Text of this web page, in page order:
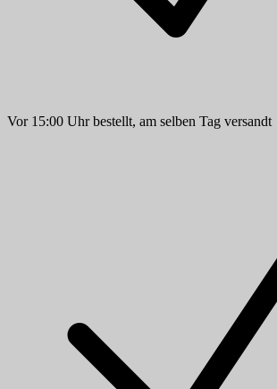
Vor 15:00 Uhr bestellt, am selben Tag versandt